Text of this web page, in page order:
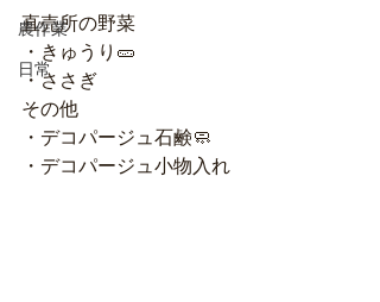
農作業
日常
直売所の野菜
・きゅうり🥒
・ささぎ
その他
・デコパージュ石鹸🧼
・デコパージュ小物入れ